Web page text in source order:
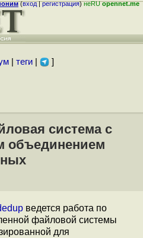
(вход|регистрация)неRUopennet.me
| теги| ]
система с
объединением
ведется работа по
файловой системы
для